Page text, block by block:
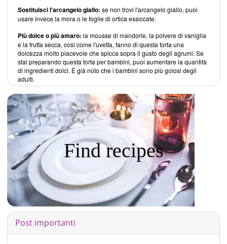
Sostituisci l'arcangelo giallo: se non trovi l'arcangelo giallo, puoi
usare invece la mora o le foglie di ortica essiccate.
Più dolce o più amaro: la mousse di mandorle, la polvere di vaniglia
e la frutta secca, così come l'uvetta, fanno di questa torta una
dolcezza molto piacevole che spicca sopra il gusto degli agrumi. Se
stai preparando questa torta per bambini, puoi aumentare la quantità
di ingredienti dolci. È già noto che i bambini sono più golosi degli
adulti.
Find recipes
Post importanti